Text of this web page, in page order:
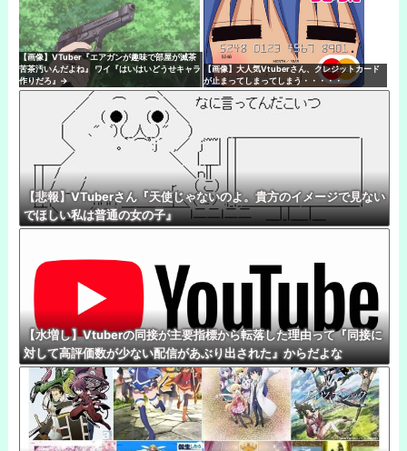
【画像】VTuber『エアガンが趣味で部屋が滅茶
苦茶汚いんだよね』 ワイ『はいはいどうせキャラ
作りだろ』→
【画像】大人気Vtuberさん、クレジットカード
が止まってしまってしまう・・・・・
【悲報】VTuberさん『天使じゃないのよ。貴方のイメージで見ない
でほしい私は普通の女の子』
【水増し】Vtuberの同接が主要指標から転落した理由って『同接に
対して高評価数が少ない配信があぶり出された』からだよな